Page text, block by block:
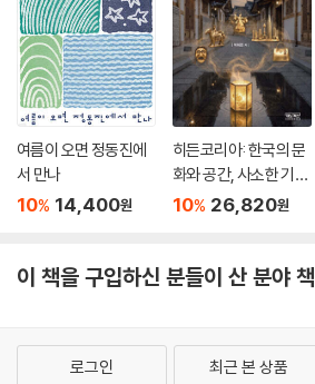
103. 도곡의 팔고조八高祖
104. 우리나라 성씨의 소개
발문
여름이 오면 정동진에
서 만나
10% 14,400원
히든코리아: 한국의 문
화와 공간, 사소한 기적
들
10% 26,820원
이 책을 구입하신 분들이 산 분야 책
로그인 최근 본 상품